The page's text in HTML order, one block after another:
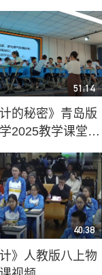
动优课视频
51:14
计的秘密》青岛版
2025教学课堂实
40:38
计》人教版八上物